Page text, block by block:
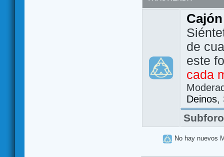
de
este
cada
Deinos,
No hay nuevos